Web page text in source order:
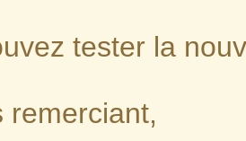
tester la
remerciant,